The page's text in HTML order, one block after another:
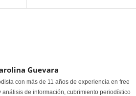
Guevara
con más de 11 años de experiencia en free
análisis de información, cubrimiento periodístico